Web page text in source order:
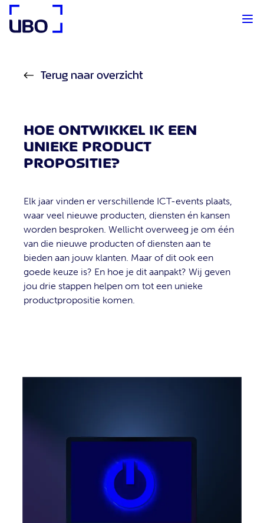
UBO Agency
Terug naar overzicht
HOE ONTWIKKEL IK EEN
UNIEKE PRODUCT
PROPOSITIE?
Elk jaar vinden er verschillende ICT-events plaats,
waar veel nieuwe producten, diensten én kansen
worden besproken. Wellicht overweeg je om één
van die nieuwe producten of diensten aan te
bieden aan jouw klanten. Maar of dit ook een
goede keuze is? En hoe je dit aanpakt? Wij geven
jou drie stappen helpen om tot een unieke
productpropositie komen.